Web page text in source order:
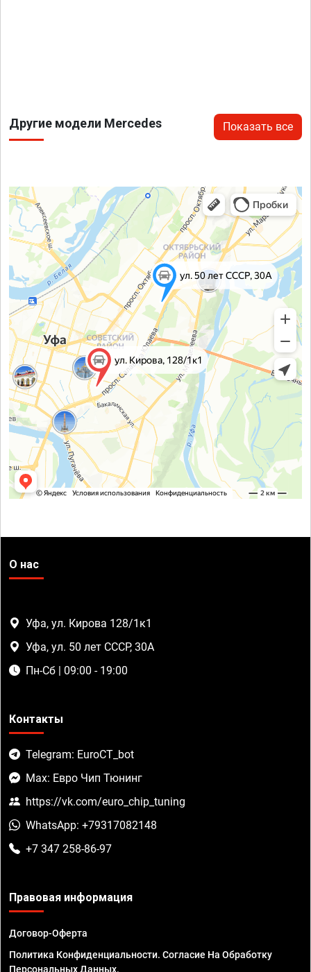
Другие модели Mercedes Показать все
О нас
Уфа, ул. Кирова 128/1к1
Уфа, ул. 50 лет СССР, 30А
Пн-Сб | 09:00 - 19:00
Контакты
Telegram: EuroCT_bot
Max: Евро Чип Тюнинг
https://vk.com/euro_chip_tuning
WhatsApp: +79317082148
+7 347 258-86-97
Правовая информация
Договор-Оферта
Политика Конфиденциальности. Согласие На Обработку
Персональных Данных.